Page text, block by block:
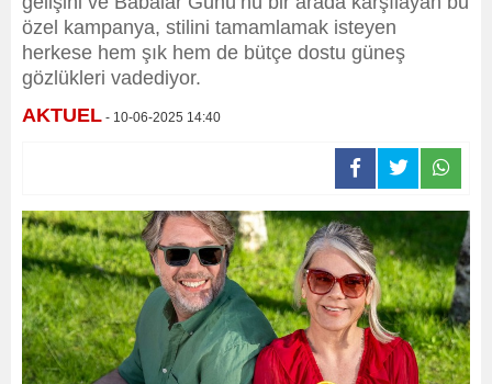
özel kampanya, stilini tamamlamak isteyen
herkese hem şık hem de bütçe dostu güneş
gözlükleri vadediyor.
AKTUEL - 10-06-2025 14:40